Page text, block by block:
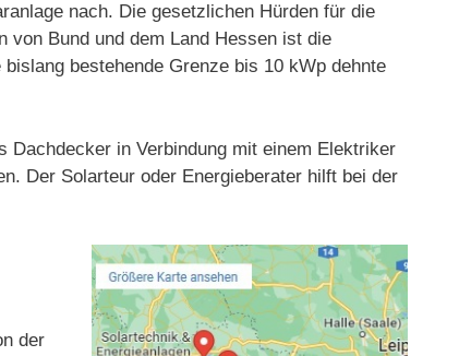
nach. Die gesetzlichen Hürden für die
von Bund und dem Land Hessen ist die
bestehende Grenze bis 10 kWp dehnte
Dachdecker in Verbindung mit einem Elektriker
Der Solarteur oder Energieberater hilft bei der
der